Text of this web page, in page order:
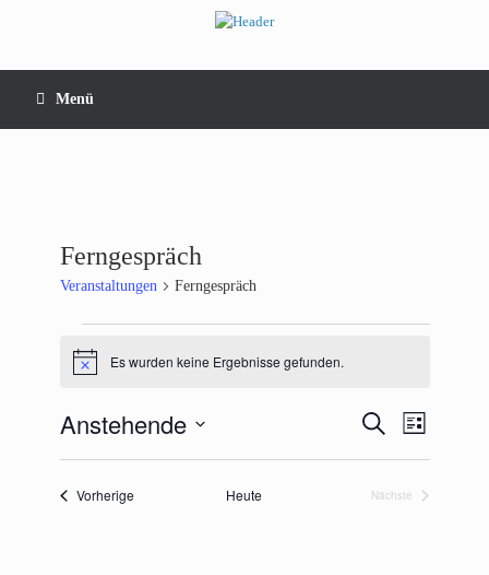
Menü
Ferngespräch
Veranstaltungen Ferngespräch
HinweisEs wurden keine Ergebnisse gefunden.
Veranstaltungen
Suche
und
Navigation
Suche
Ansichten-
Navigation
Liste
Anstehende
VorherigeVeranstaltungenHeute
Nächste